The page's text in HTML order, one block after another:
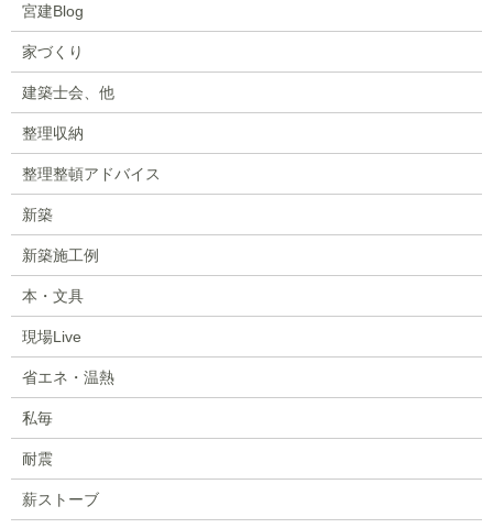
宮建Blog
家づくり
建築士会、他
整理収納
整理整頓アドバイス
新築
新築施工例
本・文具
現場Live
省エネ・温熱
私毎
耐震
薪ストーブ